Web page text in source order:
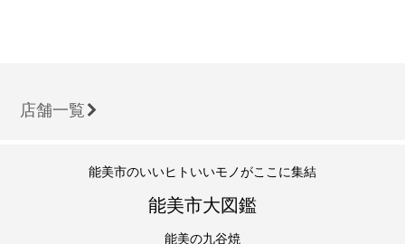
店舗一覧
能美市のいいヒトいいモノがここに集結
能美市大図鑑
能美の九谷焼